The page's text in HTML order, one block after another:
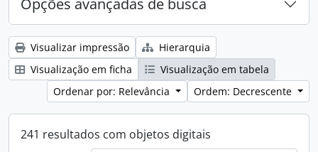
Opções avançadas de busca
Visualizar impressão
Hierarquia
Visualização em ficha
Visualização em tabela
Ordenar por: Relevância
Ordem: Decrescente
241 resultados com objetos digitais